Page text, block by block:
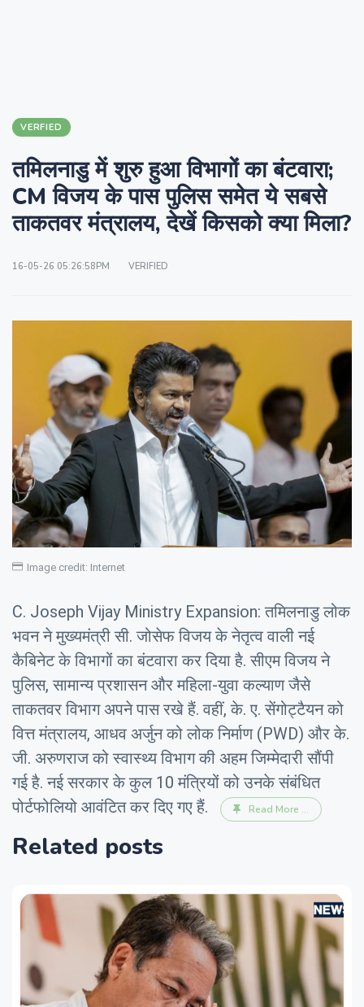
VERFIED
तमिलनाडु में शुरु हुआ विभागों का बंटवारा;
CM विजय के पास पुलिस समेत ये सबसे
ताकतवर मंत्रालय, देखें किसको क्या मिला?
16-05-26 05:26:58PM VERIFIED
Image credit: Internet
C. Joseph Vijay Ministry Expansion: तमिलनाडु लोक
भवन ने मुख्यमंत्री सी. जोसेफ विजय के नेतृत्व वाली नई
कैबिनेट के विभागों का बंटवारा कर दिया है. सीएम विजय ने
पुलिस, सामान्य प्रशासन और महिला-युवा कल्याण जैसे
ताकतवर विभाग अपने पास रखे हैं. वहीं, के. ए. सेंगोट्टैयन को
वित्त मंत्रालय, आधव अर्जुन को लोक निर्माण (PWD) और के.
जी. अरुणराज को स्वास्थ्य विभाग की अहम जिम्मेदारी सौंपी
गई है. नई सरकार के कुल 10 मंत्रियों को उनके संबंधित
पोर्टफोलियो आवंटित कर दिए गए हैं.
Read More ...
Related posts